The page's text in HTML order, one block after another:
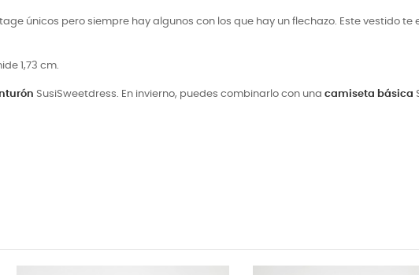
únicos pero siempre hay algunos con los que hay un flechazo. Este vestido
1,73 cm.
SusiSweetdress. En invierno, puedes combinarlo con una camiseta básica